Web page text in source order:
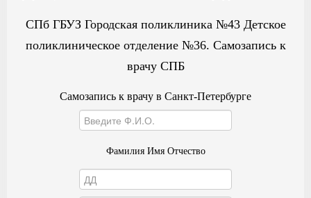
СПб ГБУЗ Городская поликлиника №43 Детское
поликлиническое отделение №36. Самозапись к
врачу СПБ
Самозапись к врачу в Санкт-Петербурге
Фамилия Имя Отчество